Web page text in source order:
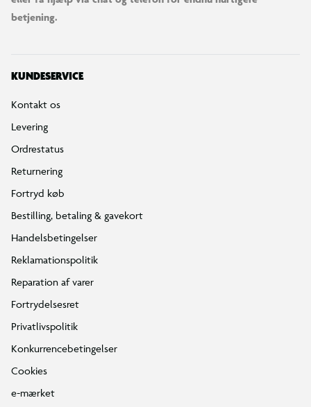
betjening.
KUNDESERVICE
Kontakt os
Levering
Ordrestatus
Returnering
Fortryd køb
Bestilling, betaling & gavekort
Handelsbetingelser
Reklamationspolitik
Reparation af varer
Fortrydelsesret
Privatlivspolitik
Konkurrencebetingelser
Cookies
e-mærket